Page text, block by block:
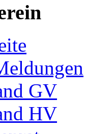
GV
HV